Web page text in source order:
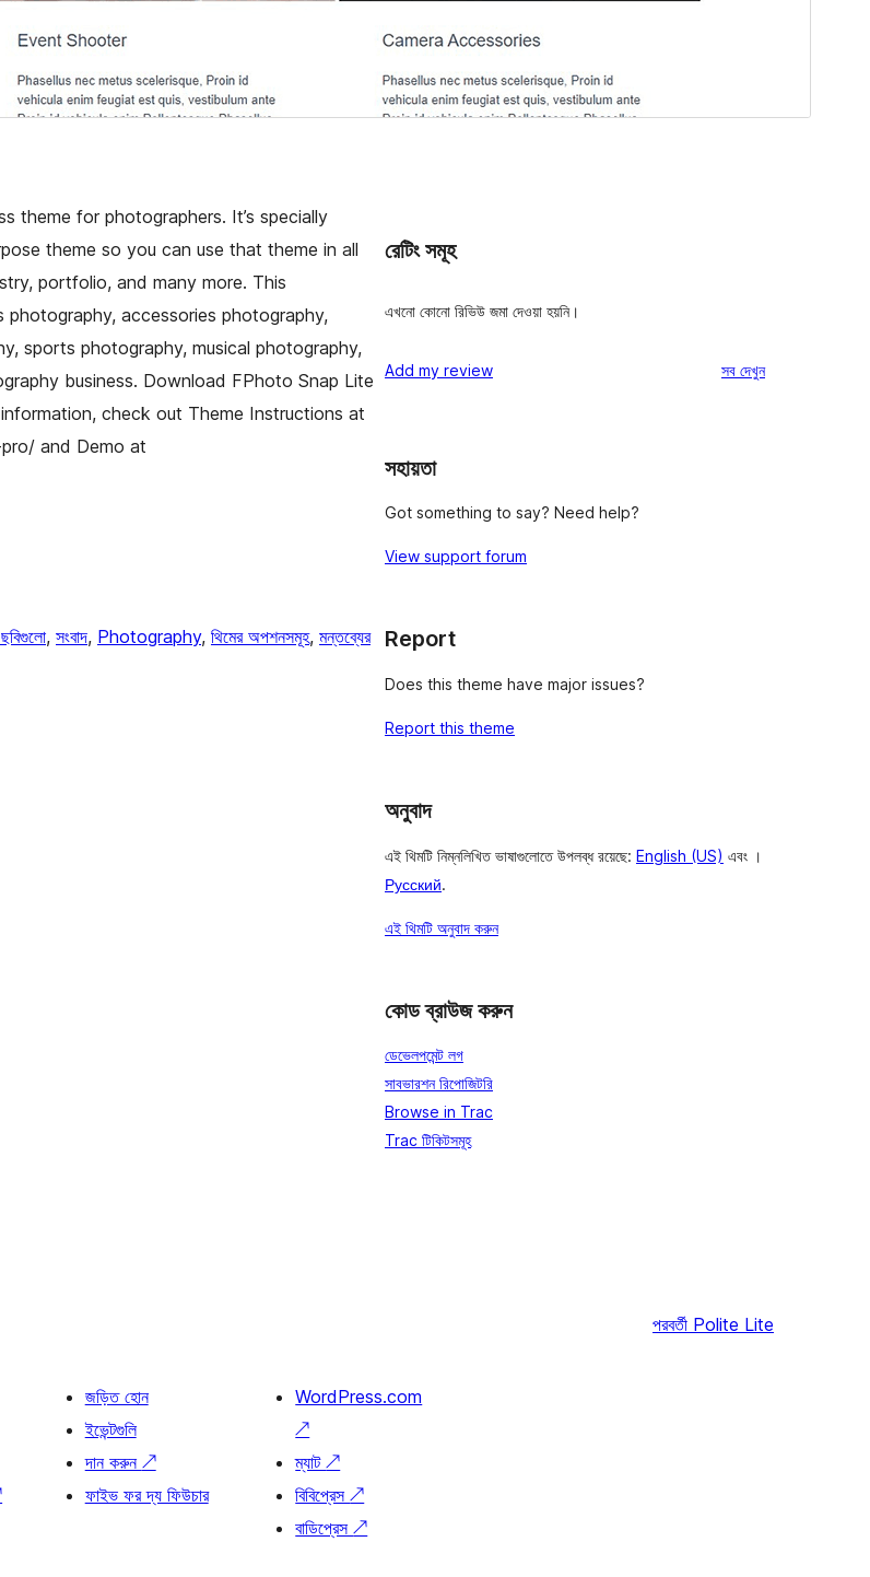
theme for photographers. It’s specially
theme so you can use that theme in all
portfolio, and many more. This
accessories photography,
sports photography, musical photography,
business. Download FPhoto Snap Lite
check out Theme Instructions at
and Demo at
, সংবাদ, Photography, থিমের অপশনসমূহ, মন্তব্যের
রেটিং সমূহ
এখনো কোনো রিভিউ জমা দেওয়া হয়নি।
Add my review সবরিভিউ
দেখুন
সহায়তা
Got something to say? Need help?
View support forum
Report
Does this theme have major issues?
Report this theme
অনুবাদ
এই থিমটি নিম্নলিখিত ভাষাগুলোতে উপলব্ধ রয়েছে: English (US) এবং ।
Русский.
এই থিমটি অনুবাদ করুন
কোড ব্রাউজ করুন
ডেভেলপমেন্ট লগ
সাবভারশন রিপোজিটরি
Browse in Trac
Trac টিকিটসমূহ
পরবর্তী Polite Lite
জড়িত হোন
ইভেন্টগুলি
দান করুন ↗
ফাইভ ফর দ্য ফিউচার
WordPress.com
↗
ম্যাট↗
বিবিপ্রেস↗
বাডিপ্রেস↗